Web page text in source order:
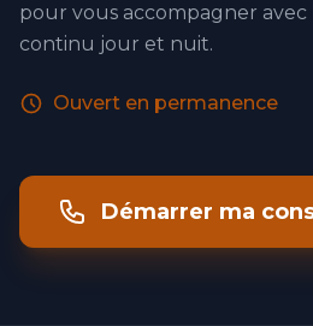
pour vous accompagner avec
continu jour et nuit.
Ouvert en permanence
Démarrer ma